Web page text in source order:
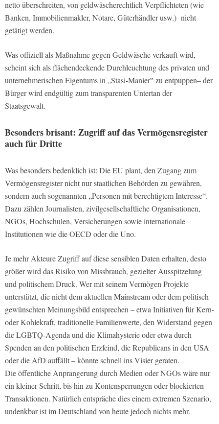
netto überschreiten, von geldwäscherechtlich Verpflichteten (wie
Banken, Immobilienmakler, Notare, Güterhändler usw.) nicht
getätigt werden.
Was offiziell als Maßnahme gegen Geldwäsche verkauft wird,
scheint sich als flächendeckende Durchleuchtung des privaten und
unternehmerischen Eigentums in „Stasi-Manier‟ zu entpuppen– der
Bürger wird endgültig zum transparenten Untertan der
Staatsgewalt.
Besonders brisant: Zugriff auf das Vermögensregister
auch für Dritte
Was besonders bedenklich ist: Die EU plant, den Zugang zum
Vermögensregister nicht nur staatlichen Behörden zu gewähren,
sondern auch sogenannten „Personen mit berechtigtem Interesse“.
Dazu zählen Journalisten, zivilgesellschaftliche Organisationen,
NGOs, Hochschulen, Versicherungen sowie internationale
Institutionen wie die OECD oder die Uno.
Je mehr Akteure Zugriff auf diese sensiblen Daten erhalten, desto
größer wird das Risiko von Missbrauch, gezielter Ausspitzelung
und politischem Druck. Wer mit seinem Vermögen Projekte
unterstützt, die nicht dem aktuellen Mainstream oder dem politisch
gewünschten Meinungsbild entsprechen – etwa Initiativen für Kern-
oder Kohlekraft, traditionelle Familienwerte, den Widerstand gegen
die LGBTQ-Agenda und die Klimahysterie oder etwa durch
Spenden an den politischen Erzfeind, die Republicans in den USA
oder die AfD auffällt – könnte schnell ins Visier geraten.
Die öffentliche Anprangerung durch Medien oder NGOs wäre nur
ein kleiner Schritt, bis hin zu Kontensperrungen oder blockierten
Transaktionen. Natürlich entspräche dies einem extremen Szenario,
undenkbar ist im Deutschland von heute jedoch nichts mehr.